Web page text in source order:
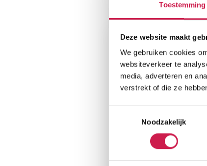
Toestemming
Deze website maakt
We gebruiken cookies
websiteverkeer te
media, adverteren en
verstrekt of die ze
Noodzakelijk
Plattegronden